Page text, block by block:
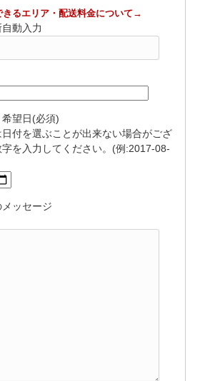
きるエリア・配送料金について→
動入力
望日(必須)
付を選ぶことが出来ない場合がござ
を入力してください。(例:2017-08-
ッセージ